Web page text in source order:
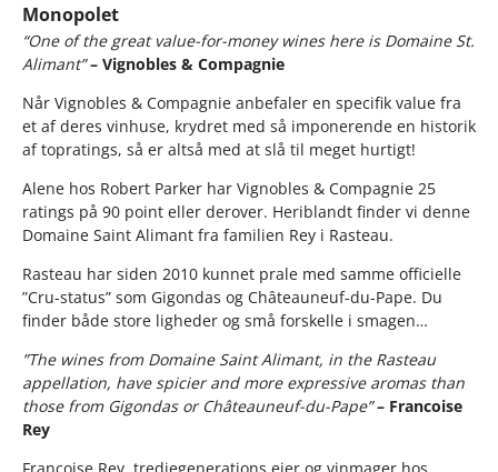
Monopolet
“One of the great value-for-money wines here is Domaine St.
Alimant”– Vignobles & Compagnie
Når Vignobles & Compagnie anbefaler en specifik value fra
et af deres vinhuse, krydret med så imponerende en historik
af topratings, så er altså med at slå til meget hurtigt!
Alene hos Robert Parker har Vignobles & Compagnie 25
ratings på 90 point eller derover. Heriblandt finder vi denne
Domaine Saint Alimant fra familien Rey i Rasteau.
Rasteau har siden 2010 kunnet prale med samme officielle
”Cru-status” som Gigondas og Châteauneuf-du-Pape. Du
finder både store ligheder og små forskelle i smagen…
”The wines from Domaine Saint Alimant, in the Rasteau
appellation, have spicier and more expressive aromas than
those from Gigondas or Châteauneuf-du-Pape”– Francoise
Rey